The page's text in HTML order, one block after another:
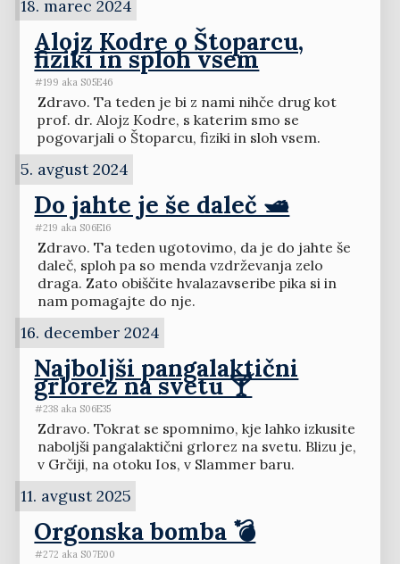
18. marec 2024
Alojz Kodre o Štoparcu,
fiziki in sploh vsem
#199 aka S05E46
Zdravo. Ta teden je bi z nami nihče drug kot
prof. dr. Alojz Kodre, s katerim smo se
pogovarjali o Štoparcu, fiziki in sloh vsem.
5. avgust 2024
Do jahte je še daleč 🛥️
#219 aka S06E16
Zdravo. Ta teden ugotovimo, da je do jahte še
daleč, sploh pa so menda vzdrževanja zelo
draga. Zato obiščite hvalazavseribe pika si in
nam pomagajte do nje.
16. december 2024
Najboljši pangalaktični
grlorez na svetu 🍸
#238 aka S06E35
Zdravo. Tokrat se spomnimo, kje lahko izkusite
naboljši pangalaktični grlorez na svetu. Blizu je,
v Grčiji, na otoku Ios, v Slammer baru.
11. avgust 2025
Orgonska bomba 💣
#272 aka S07E00